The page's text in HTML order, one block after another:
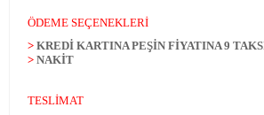
ÖDEME SEÇENEKLERİ
> KREDİ KARTINA PEŞİN FİYATINA 9
> NAKİT
TESLİMAT